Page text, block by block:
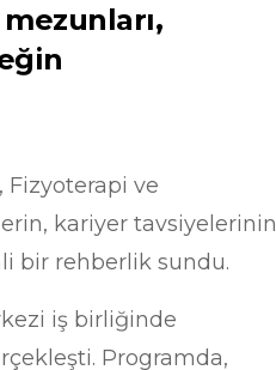
Fizyoterapi ve
kariyer tavsiyelerinin
bir rehberlik sundu.
iş birliğinde
Programda,